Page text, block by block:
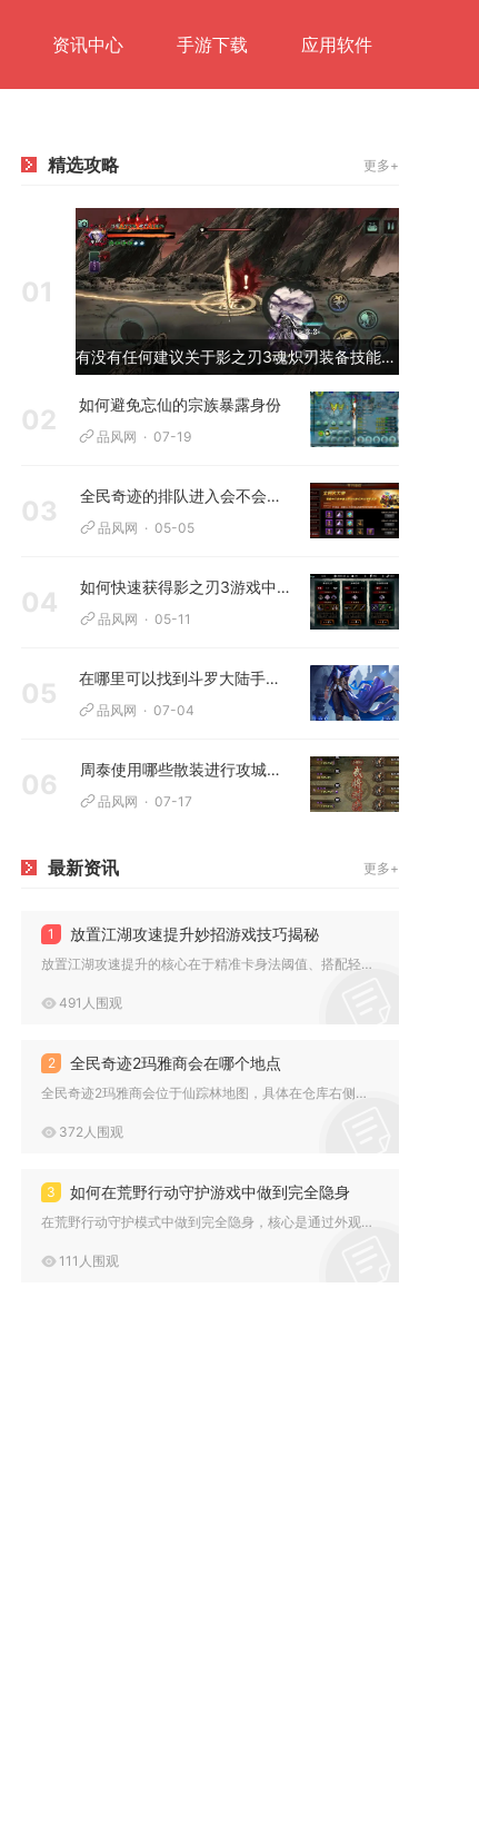
资讯中心 手游下载 应用软件
精选攻略 更多+
01
有没有任何建议关于影之刃3魂炽刃装备技能的搭配选择
02 如何避免忘仙的宗族暴露身份
品风网 07-19
03 全民奇迹的排队进入会不会影响游戏体验
品风网 05-05
04 如何快速获得影之刃3游戏中的破军令
品风网 05-11
05 在哪里可以找到斗罗大陆手游礼包
品风网 07-04
06 周泰使用哪些散装进行攻城掠地
品风网 07-17
最新资讯 更多+
1 放置江湖攻速提升妙招游戏技巧揭秘
放置江湖攻速提升的核心在于精准卡身法阈值、搭配轻量化神兵、叠...
491人围观
2 全民奇迹2玛雅商会在哪个地点
全民奇迹2玛雅商会位于仙踪林地图，具体在仓库右侧区域，对应N...
372人围观
3 如何在荒野行动守护游戏中做到完全隐身
在荒野行动守护模式中做到完全隐身，核心是通过外观伪装、地形利...
111人围观